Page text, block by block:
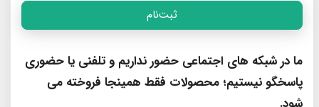
ثبت‌نام
ما در شبکه های اجتماعی حضور نداریم و تلفنی یا حضوری
پاسخگو نیستیم؛ محصولات فقط همینجا فروخته می